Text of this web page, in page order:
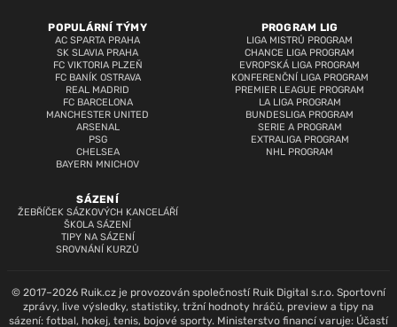
POPULÁRNÍ TÝMY
AC SPARTA PRAHA
SK SLAVIA PRAHA
FC VIKTORIA PLZEŇ
FC BANÍK OSTRAVA
REAL MADRID
FC BARCELONA
MANCHESTER UNITED
ARSENAL
PSG
CHELSEA
BAYERN MNICHOV
PROGRAM LIG
LIGA MISTRŮ PROGRAM
CHANCE LIGA PROGRAM
EVROPSKÁ LIGA PROGRAM
KONFERENČNÍ LIGA PROGRAM
PREMIER LEAGUE PROGRAM
LA LIGA PROGRAM
BUNDESLIGA PROGRAM
SERIE A PROGRAM
EXTRALIGA PROGRAM
NHL PROGRAM
SÁZENÍ
ŽEBŘÍČEK SÁZKOVÝCH KANCELÁŘÍ
ŠKOLA SÁZENÍ
TIPY NA SÁZENÍ
SROVNÁNÍ KURZŮ
© 2017–2026 Ruik.cz je provozován společností Ruik Digital s.r.o. Sportovní
zprávy, live výsledky, statistiky, tržní hodnoty hráčů, preview a tipy na
sázení: fotbal, hokej, tenis, bojové sporty. Ministerstvo financí varuje: Účastí